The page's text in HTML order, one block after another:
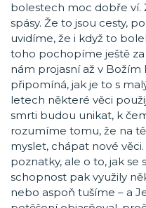
bolestech moc dobře ví.
spásy. Že to jsou cesty,
uvidíme, že i když to
toho pochopíme ještě za
nám projasní až v Božím
připomíná, jak je to s
letech některé věci
smrti budou unikat, k
rozumíme tomu, že na
myslet, chápat nové
poznatky, ale o to, jak se
schopnost pak využily
nebo aspoň tušíme – a